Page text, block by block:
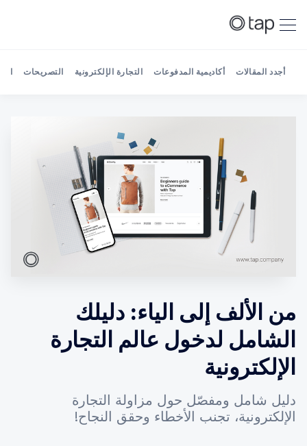
أجدد المقالات أكاديمية المدفوعات التجارة الإلكترونية التصريحات
من الألف إلى الياء: دليلك
الشامل لدخول عالم التجارة
الإلكترونية
دليل شامل ومفصّل حول مزاولة التجارة
الإلكترونية، تجنب الأخطاء وحقق النجاح!